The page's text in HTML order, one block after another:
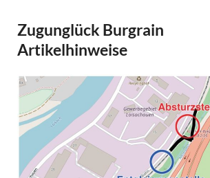
Zugunglück Burgrain
Artikelhinweise